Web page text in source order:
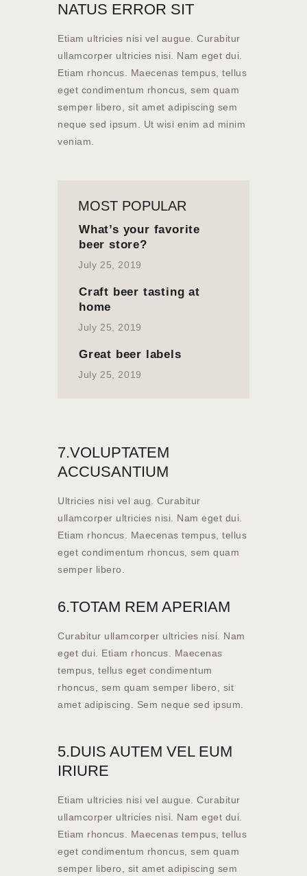
NATUS ERROR SIT
Etiam ultricies nisi vel augue. Curabitur
ullamcorper ultricies nisi. Nam eget dui.
Etiam rhoncus. Maecenas tempus, tellus
eget condimentum rhoncus, sem quam
semper libero, sit amet adipiscing sem
neque sed ipsum. Ut wisi enim ad minim
veniam.
MOST POPULAR
What’s your favorite
beer store?
July 25, 2019
Craft beer tasting at
home
July 25, 2019
Great beer labels
July 25, 2019
7.VOLUPTATEM
ACCUSANTIUM
Ultricies nisi vel aug. Curabitur
ullamcorper ultricies nisi. Nam eget dui.
Etiam rhoncus. Maecenas tempus, tellus
eget condimentum rhoncus, sem quam
semper libero.
6.TOTAM REM APERIAM
Curabitur ullamcorper ultricies nisi. Nam
eget dui. Etiam rhoncus. Maecenas
tempus, tellus eget condimentum
rhoncus, sem quam semper libero, sit
amet adipiscing. Sem neque sed ipsum.
5.DUIS AUTEM VEL EUM
IRIURE
Etiam ultricies nisi vel augue. Curabitur
ullamcorper ultricies nisi. Nam eget dui.
Etiam rhoncus. Maecenas tempus, tellus
eget condimentum rhoncus, sem quam
semper libero, sit amet adipiscing sem